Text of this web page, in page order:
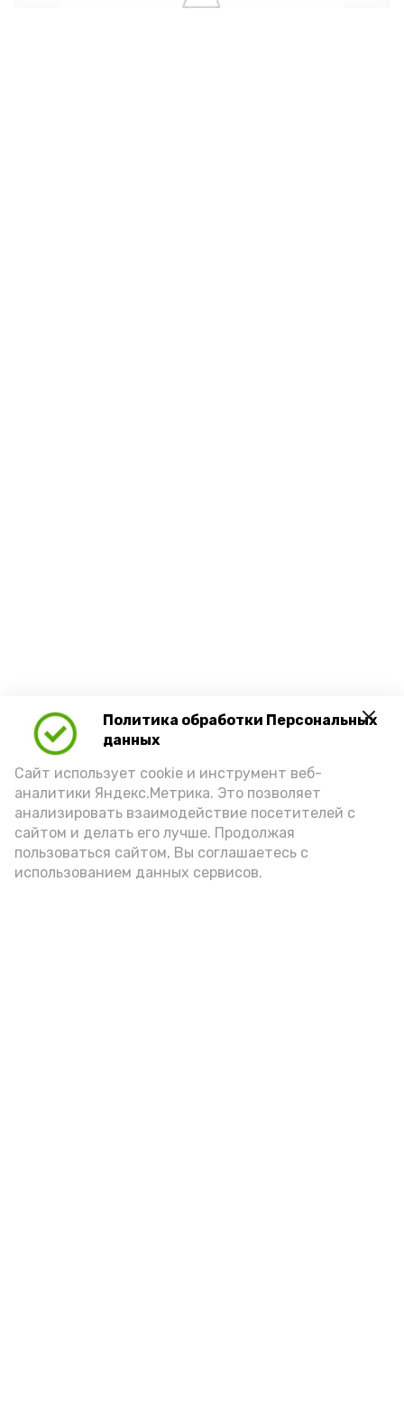
Политика обработки Персональных
данных
Сайт использует cookie и инструмент веб-
аналитики Яндекс.Метрика. Это позволяет
анализировать взаимодействие посетителей с
сайтом и делать его лучше. Продолжая
пользоваться сайтом, Вы соглашаетесь с
использованием данных сервисов.
Новости
Экономика
В мире
Технологии
Культура